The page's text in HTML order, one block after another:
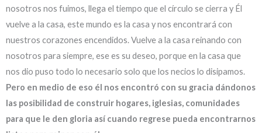
nosotros nos fuimos, llega el tiempo que el círculo se cierra y Él
vuelve a la casa, este mundo es la casa y nos encontrará con
nuestros corazones encendidos. Vuelve a la casa reinando con
nosotros para siempre, ese es su deseo, porque en la casa que
nos dio puso todo lo necesario solo que los necios lo disipamos.
Pero en medio de eso él nos encontró con su gracia dándonos
las posibilidad de construir hogares, iglesias, comunidades
para que le den gloria así cuando regrese pueda encontrarnos